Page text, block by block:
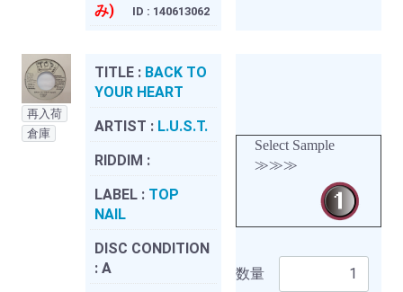
み)
ID : 140613062
再入荷
倉庫
TITLE : BACK TO
YOUR HEART
ARTIST : L.U.S.T.
RIDDIM :
LABEL : TOP
NAIL
DISC CONDITION
: A
Select Sample
≫≫≫
数量